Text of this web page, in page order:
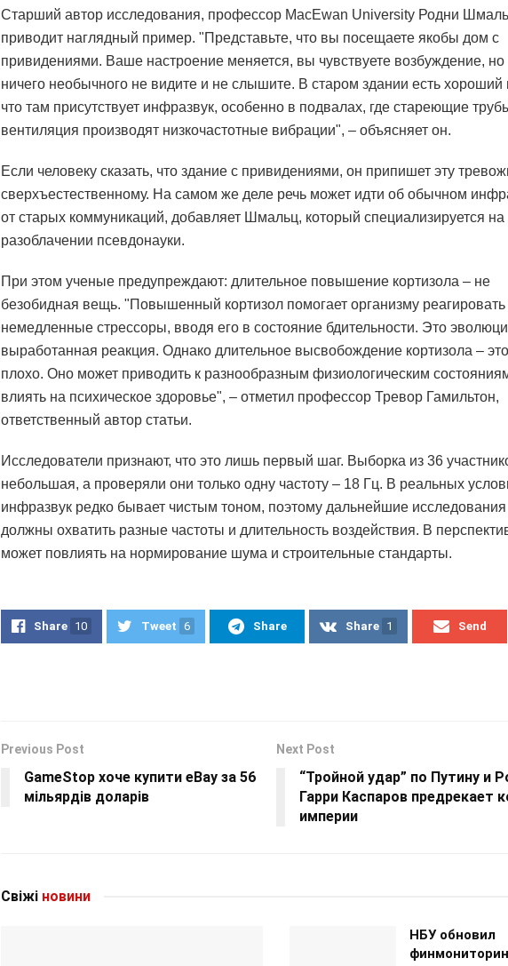
Старший автор исследования, профессор MacEwan University Родни
приводит наглядный пример. "Представьте, что вы посещаете якобы дом с
привидениями. Ваше настроение меняется, вы чувствуете возбуждение, но
ничего необычного не видите и не слышите. В старом здании есть хороший
что там присутствует инфразвук, особенно в подвалах, где стареющие
вентиляция производят низкочастотные вибрации", – объясняет он.
Если человеку сказать, что здание с привидениями, он припишет эту
сверхъестественному. На самом же деле речь может идти об обычном
от старых коммуникаций, добавляет Шмальц, который специализируется на
разоблачении псевдонауки.
При этом ученые предупреждают: длительное повышение кортизола – не
безобидная вещь. "Повышенный кортизол помогает организму реагировать
немедленные стрессоры, вводя его в состояние бдительности. Это
выработанная реакция. Однако длительное высвобождение кортизола – это
плохо. Оно может приводить к разнообразным физиологическим
влиять на психическое здоровье", – отметил профессор Тревор Гамильтон,
ответственный автор статьи.
Исследователи признают, что это лишь первый шаг. Выборка из 36
небольшая, а проверяли они только одну частоту – 18 Гц. В реальных
инфразвук редко бывает чистым тоном, поэтому дальнейшие исследования
должны охватить разные частоты и длительность воздействия. В
может повлиять на нормирование шума и строительные стандарты.
Share 10 Tweet 6 Share Share 1 Send
Previous Post
GameStop хоче купити eBay за 56
мільярдів доларів
Next Post
“Тройной удар” по Путину и
Гарри Каспаров предрекает
империи
Свіжі новини
НБУ обновил